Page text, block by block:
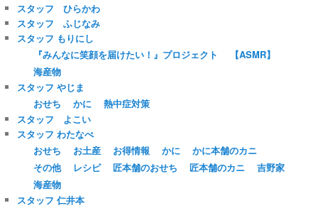
スタッフ ひらかわ
スタッフ ふじなみ
スタッフ もりにし
『みんなに笑顔を届けたい！』プロジェクト
【ASMR】
海産物
スタッフ やじま
おせち
かに
熱中症対策
スタッフ よこい
スタッフ わたなべ
おせち
お土産 お得情報 かに
かに本舗のカニ
その他
レシピ 匠本舗のおせち 匠本舗のカニ
吉野家
海産物
スタッフ 仁井本